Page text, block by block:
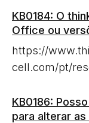
KB0184: O
Office ou
https://
cell.com/pt/
KB0186:
para alterar